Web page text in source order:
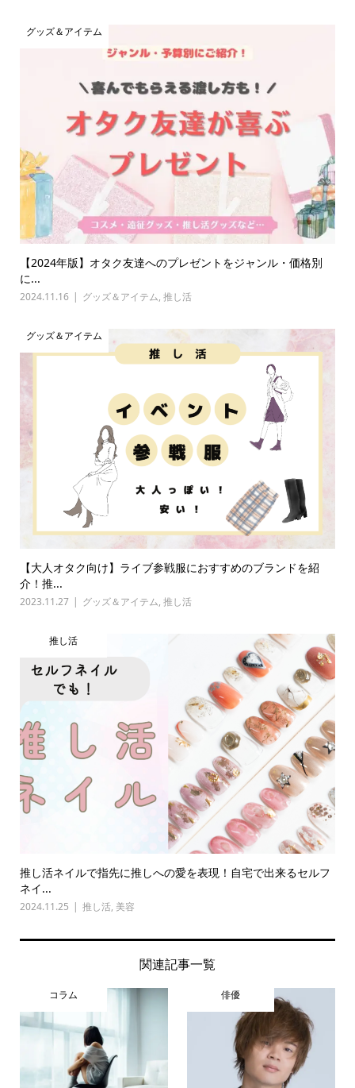
グッズ＆アイテム
【2024年版】オタク友達へのプレゼントをジャンル・価格別
に...
2024.11.16 グッズ＆アイテム, 推し活
グッズ＆アイテム
【大人オタク向け】ライブ参戦服におすすめのブランドを紹
介！推...
2023.11.27 グッズ＆アイテム, 推し活
推し活
推し活ネイルで指先に推しへの愛を表現！自宅で出来るセルフ
ネイ...
2024.11.25 推し活, 美容
関連記事一覧
コラム 俳優